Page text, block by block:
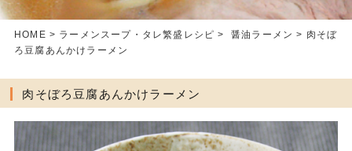
HOME > ラーメンスープ・タレ繁盛レシピ >醤油ラーメン > 肉そぼ
ろ豆腐あんかけラーメン
肉そぼろ豆腐あんかけラーメン